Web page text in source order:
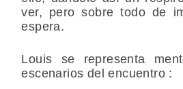
ver, pero sobre todo de
espera.
Louis se representa
escenarios del encuentro :